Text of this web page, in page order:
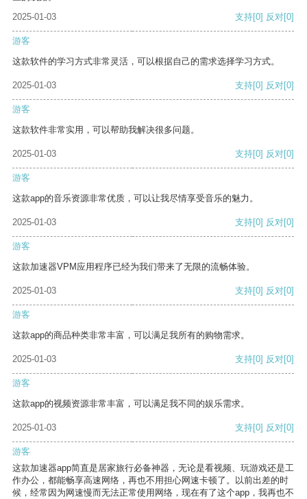
2025-01-03
支持[0] 反对[0]
游客
这款软件的学习方式非常灵活，可以根据自己的需求选择学习方式。
2025-01-03 支持[0] 反对[0]
游客
这款软件非常实用，可以帮助我解决很多问题。
2025-01-03 支持[0] 反对[0]
游客
这款app的音乐资源非常优质，可以让我尽情享受音乐的魅力。
2025-01-03 支持[0] 反对[0]
游客
这款加速器VPM应用程序已经为我们带来了无限的流畅体验。
2025-01-03 支持[0] 反对[0]
游客
这款app的商品种类非常丰富，可以满足我所有的购物需求。
2025-01-03 支持[0] 反对[0]
游客
这款app的视频资源非常丰富，可以满足我不同的娱乐需求。
2025-01-03 支持[0] 反对[0]
游客
这款加速器app简直是居家旅行必备神器，无论是看视频、玩游戏还是工
作办公，都能畅享高速网络，再也不用担心网速卡顿了。以前出差的时
候，经常因为网速慢而无法正常使用网络，现在有了这个app，我再也不